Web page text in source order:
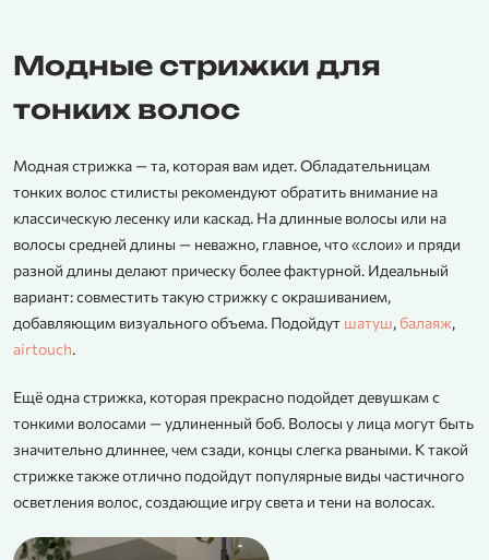
Модные стрижки для
тонких волос
Модная стрижка — та, которая вам идет. Обладательницам
тонких волос стилисты рекомендуют обратить внимание на
классическую лесенку или каскад. На длинные волосы или на
волосы средней длины — неважно, главное, что «слои» и пряди
разной длины делают прическу более фактурной. Идеальный
вариант: совместить такую стрижку с окрашиванием,
добавляющим визуального объема. Подойдут шатуш,балаяж,
airtouch.
Ещё одна стрижка, которая прекрасно подойдет девушкам с
тонкими волосами — удлиненный боб. Волосы у лица могут быть
значительно длиннее, чем сзади, концы слегка рваными. К такой
стрижке также отлично подойдут популярные виды частичного
осветления волос, создающие игру света и тени на волосах.